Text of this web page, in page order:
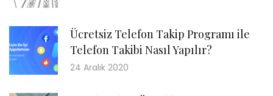
Ücretsiz Telefon Takip Programı ile
Telefon Takibi Nasıl Yapılır?
24 Aralık 2020